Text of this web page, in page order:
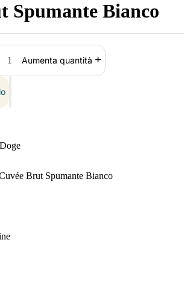
Spumante Bianco
Aumenta quantità
Brut Spumante Bianco